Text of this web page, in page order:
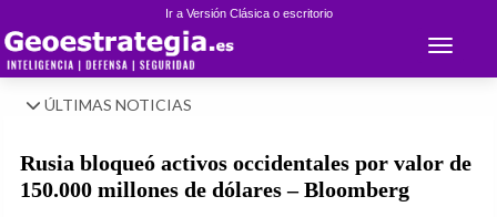
Ir a Versión Clásica o escritorio
Toggle
ÚLTIMAS NOTICIAS
Rusia bloqueó activos occidentales por valor de
150.000 millones de dólares – Bloomberg